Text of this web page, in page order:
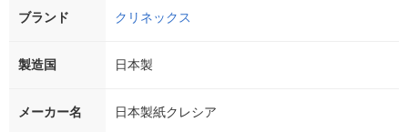
ブランド クリネックス
製造国 日本製
メーカー名 日本製紙クレシア